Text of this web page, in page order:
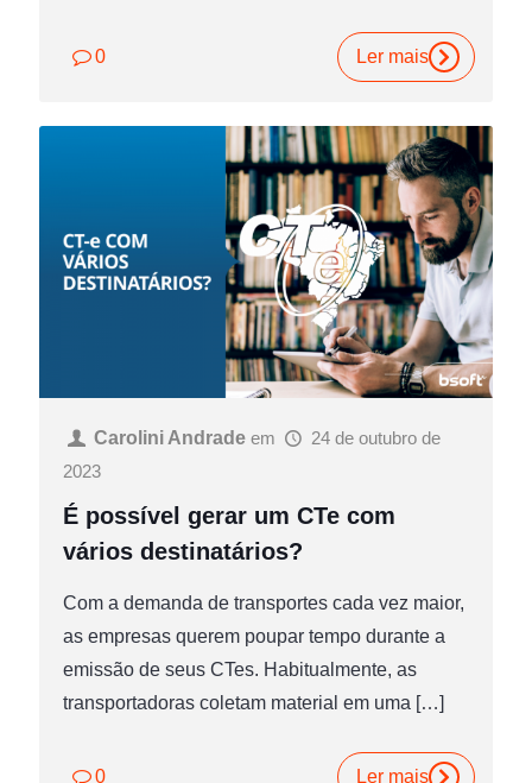
0 Ler mais
Carolini Andrade em
24 de outubro de
2023
É possível gerar um CTe com
vários destinatários?
Com a demanda de transportes cada vez maior,
as empresas querem poupar tempo durante a
emissão de seus CTes. Habitualmente, as
transportadoras coletam material em uma […]
0 Ler mais